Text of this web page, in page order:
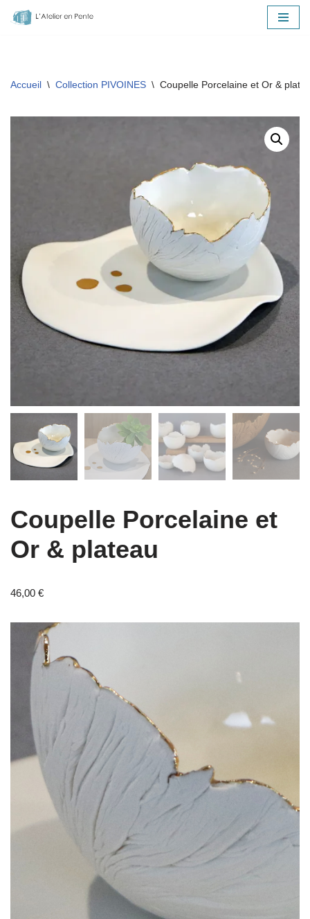
Accueil \ Collection PIVOINES \ Coupelle Porcelaine et Or &
Coupelle Porcelaine et
Or & plateau
46,00 €